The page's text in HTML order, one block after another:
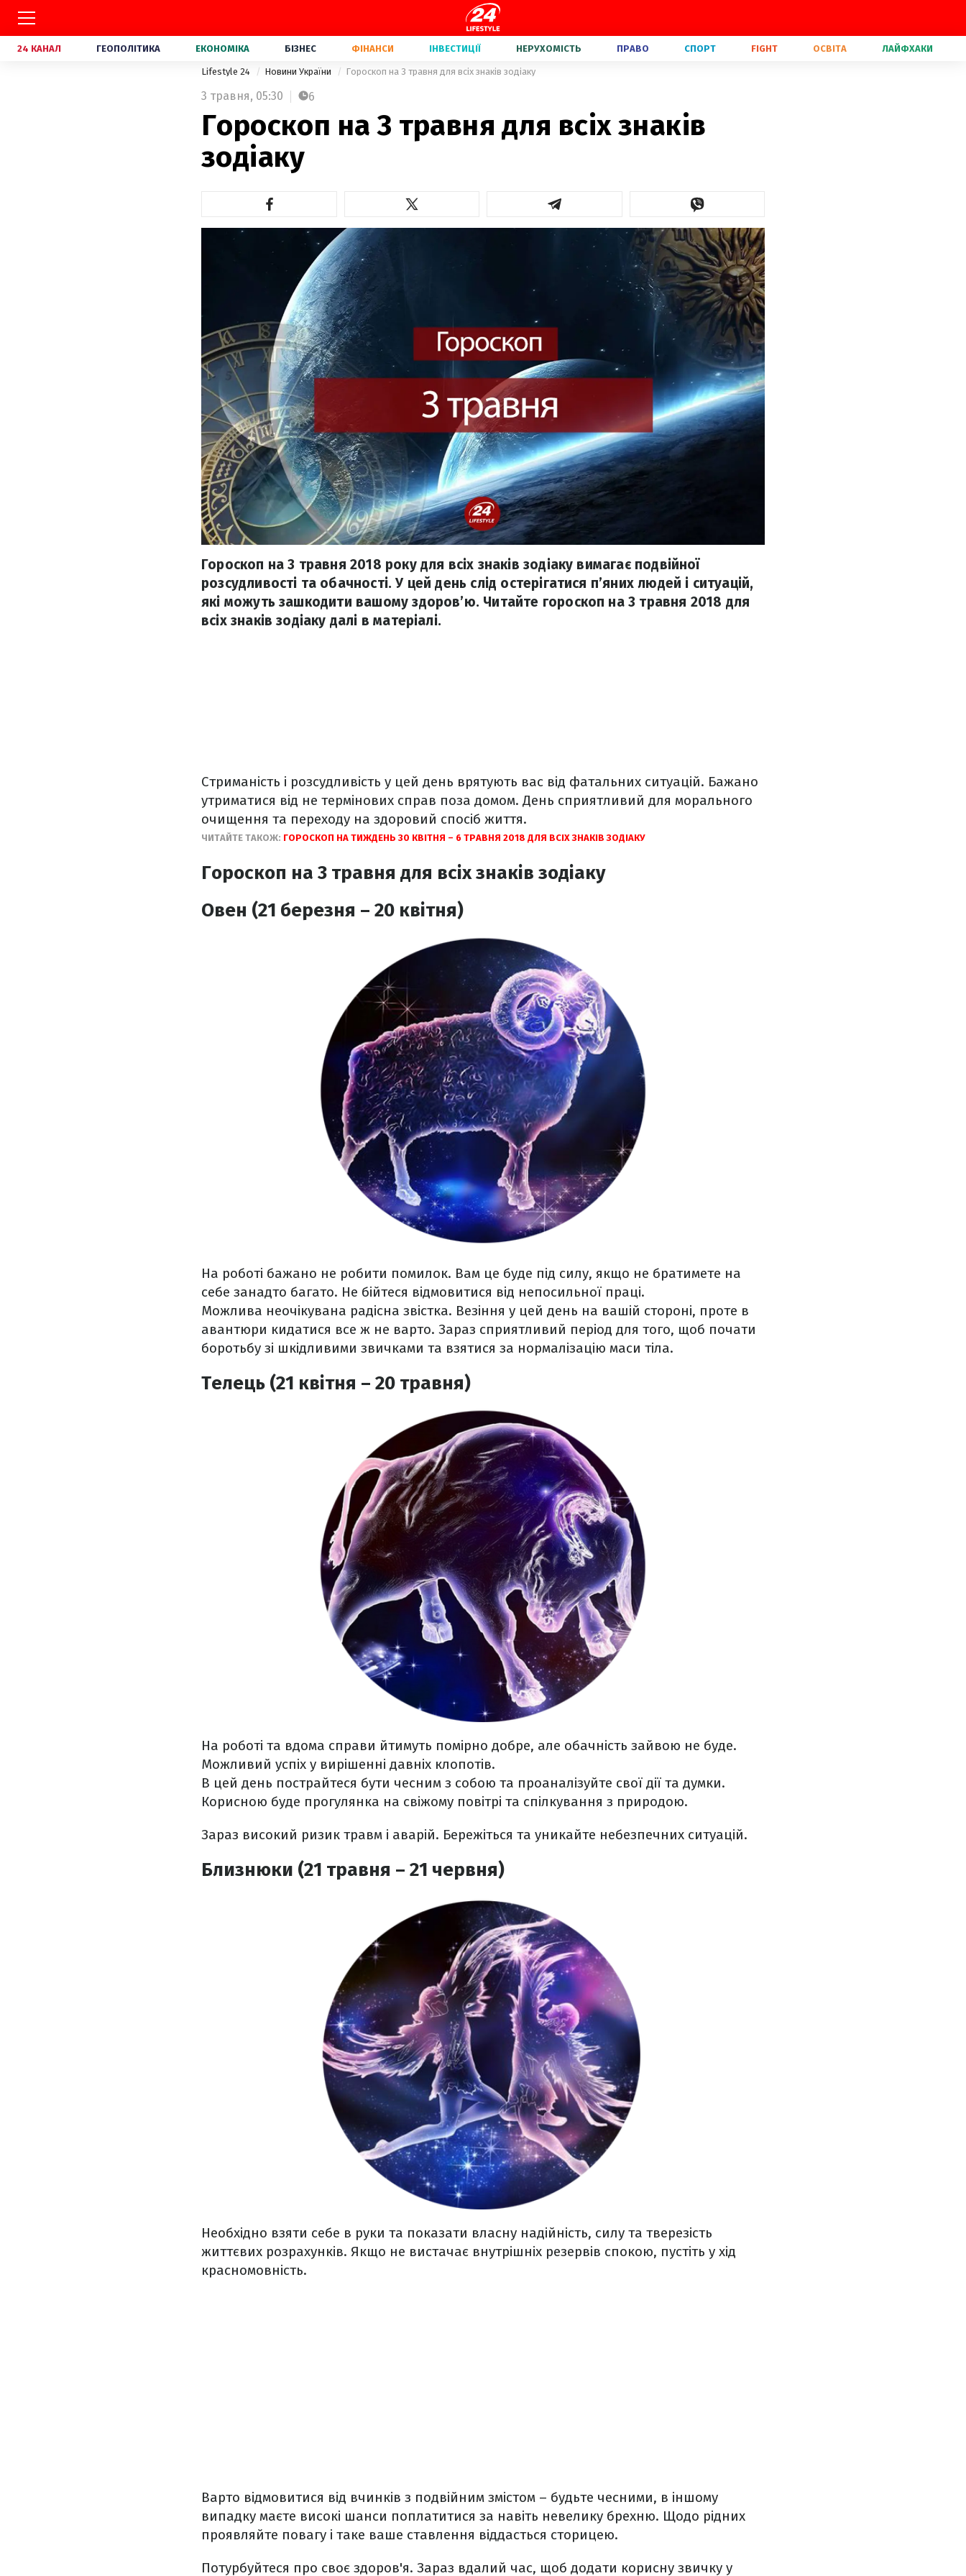
24 КАНАЛ ГЕОПОЛІТИКА ЕКОНОМІКА БІЗНЕС ФІНАНСИ ІНВЕСТИЦІЇ НЕРУХОМІСТЬ ПРАВО СПОРТ FIGHT ОСВІТА ЛАЙФХАКИ
Lifestyle 24 Новини України Гороскоп на 3 травня для всіх знаків зодіаку
3 травня, 05:30 6
Гороскоп на 3 травня для всіх знаків
зодіаку
Гороскоп на 3 травня 2018 року для всіх знаків зодіаку вимагає подвійної
розсудливості та обачності. У цей день слід остерігатися п’яних людей і ситуацій,
які можуть зашкодити вашому здоров’ю. Читайте гороскоп на 3 травня 2018 для
всіх знаків зодіаку далі в матеріалі.
Стриманість і розсудливість у цей день врятують вас від фатальних ситуацій. Бажано
утриматися від не термінових справ поза домом. День сприятливий для морального
очищення та переходу на здоровий спосіб життя.
ЧИТАЙТЕ ТАКОЖ: ГОРОСКОП НА ТИЖДЕНЬ 30 КВІТНЯ – 6 ТРАВНЯ 2018 ДЛЯ ВСІХ ЗНАКІВ ЗОДІАКУ
Гороскоп на 3 травня для всіх знаків зодіаку
Овен (21 березня – 20 квітня)
На роботі бажано не робити помилок. Вам це буде під силу, якщо не братимете на
себе занадто багато. Не бійтеся відмовитися від непосильної праці.
Можлива неочікувана радісна звістка. Везіння у цей день на вашій стороні, проте в
авантюри кидатися все ж не варто. Зараз сприятливий період для того, щоб почати
боротьбу зі шкідливими звичками та взятися за нормалізацію маси тіла.
Телець (21 квітня – 20 травня)
На роботі та вдома справи йтимуть помірно добре, але обачність зайвою не буде.
Можливий успіх у вирішенні давніх клопотів.
В цей день пострайтеся бути чесним з собою та проаналізуйте свої дії та думки.
Корисною буде прогулянка на свіжому повітрі та спілкування з природою.
Зараз високий ризик травм і аварій. Бережіться та уникайте небезпечних ситуацій.
Близнюки (21 травня – 21 червня)
Необхідно взяти себе в руки та показати власну надійність, силу та тверезість
життєвих розрахунків. Якщо не вистачає внутрішніх резервів спокою, пустіть у хід
красномовність.
Варто відмовитися від вчинків з подвійним змістом – будьте чесними, в іншому
випадку маєте високі шанси поплатитися за навіть невелику брехню. Щодо рідних
проявляйте повагу і таке ваше ставлення віддасться сторицею.
Потурбуйтеся про своє здоров'я. Зараз вдалий час, щоб додати корисну звичку у